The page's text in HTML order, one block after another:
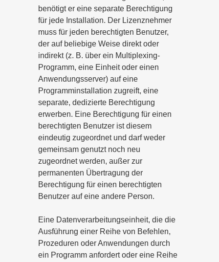
benötigt er eine separate Berechtigung
für jede Installation. Der Lizenznehmer
muss für jeden berechtigten Benutzer,
der auf beliebige Weise direkt oder
indirekt (z. B. über ein Multiplexing-
Programm, eine Einheit oder einen
Anwendungsserver) auf eine
Programminstallation zugreift, eine
separate, dedizierte Berechtigung
erwerben. Eine Berechtigung für einen
berechtigten Benutzer ist diesem
eindeutig zugeordnet und darf weder
gemeinsam genutzt noch neu
zugeordnet werden, außer zur
permanenten Übertragung der
Berechtigung für einen berechtigten
Benutzer auf eine andere Person.
Eine Datenverarbeitungseinheit, die die
Ausführung einer Reihe von Befehlen,
Prozeduren oder Anwendungen durch
ein Programm anfordert oder eine Reihe